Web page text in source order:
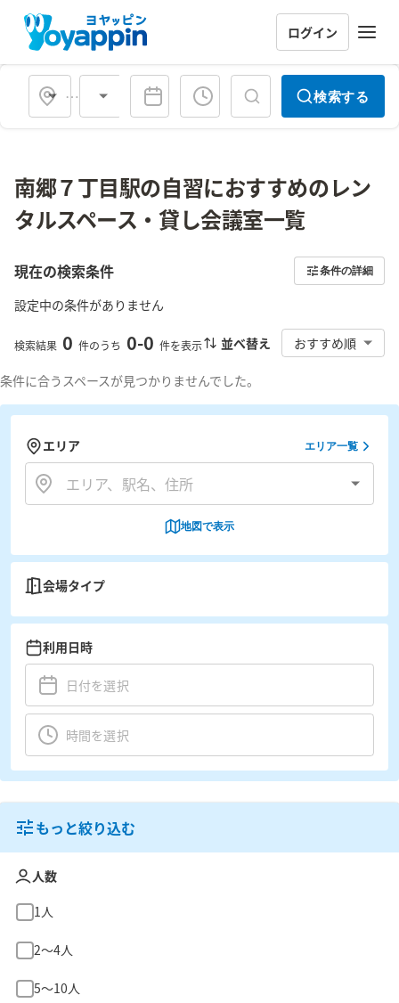
ログイン
会場タイプ 検索する
南郷７丁目駅の自習におすすめのレン
タルスペース・貸し会議室一覧
現在の検索条件 条件の詳細
設定中の条件がありません
検索結果 0 件のうち 0-0 件を表示 並べ替え おすすめ順
条件に合うスペースが見つかりませんでした。
エリア エリア一覧
地図で表示
会場タイプ
利用日時
もっと絞り込む
人数
1人
2〜4人
5〜10人